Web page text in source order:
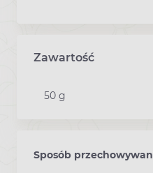
Zawartość
50 g
Sposób